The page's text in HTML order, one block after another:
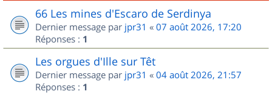
66 Les mines d'Escaro de Serdinya
Dernier message par jpr31 « 07 août 2026, 17:20
Réponses : 1
Les orgues d'Ille sur Têt
Dernier message par jpr31 « 04 août 2026, 21:57
Réponses : 1